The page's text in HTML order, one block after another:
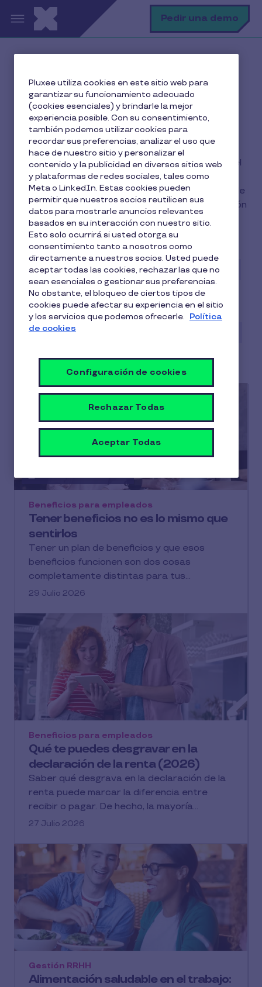
Pasar al contenido principal Pedir una demo
El blog de Pluxee
Mantente al día sobre todo lo relacionado con el
bienestar de los empleados: retribución flexible,
beneficios sociales, compromiso y satisfacción de
empleados.... sin olvidar la importancia de la gestión
administrativa de la empresa para Recursos
Humanos.
Beneficios para empleados Casos de éxito
Conciliación Digitalización
Employee Experience Gestión RRHH
Guías y Estudios
Tener beneficios no es lo mismo que
sentirlos
Beneficios para empleados
Tener un plan de beneficios y que esos
beneficios funcionen son dos cosas
completamente distintas para tus...
29 Julio 2026
Qué te puedes desgravar en la
declaración de la renta (2026)
Beneficios para empleados
Saber qué desgrava en la declaración de la
renta puede marcar la diferencia entre
recibir o pagar. De hecho, la mayoría...
27 Julio 2026
Alimentación saludable en el trabajo:
Gestión RRHH
Pluxee utiliza cookies en este sitio web para
garantizar su funcionamiento adecuado
(cookies esenciales) y brindarle la mejor
experiencia posible. Con su consentimiento,
también podemos utilizar cookies para
recordar sus preferencias, analizar el uso que
hace de nuestro sitio y personalizar el
contenido y la publicidad en diversos sitios web
y plataformas de redes sociales, tales como
Meta o LinkedIn. Estas cookies pueden
permitir que nuestros socios reutilicen sus
datos para mostrarle anuncios relevantes
basados en su interacción con nuestro sitio.
Esto solo ocurrirá si usted otorga su
consentimiento tanto a nosotros como
directamente a nuestros socios. Usted puede
aceptar todas las cookies, rechazar las que no
sean esenciales o gestionar sus preferencias.
No obstante, el bloqueo de ciertos tipos de
cookies puede afectar su experiencia en el sitio
y los servicios que podemos ofrecerle. Política
de cookies
Configuración de cookies
Rechazar Todas
Aceptar Todas